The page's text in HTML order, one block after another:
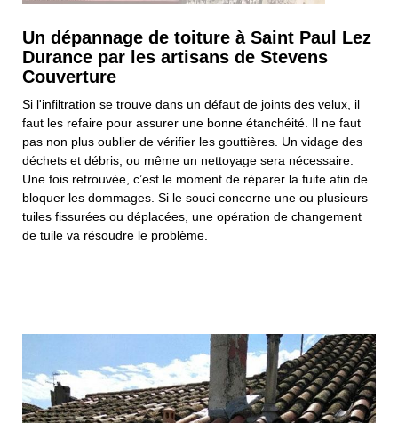
Un dépannage de toiture à Saint Paul Lez
Durance par les artisans de Stevens
Couverture
Si l'infiltration se trouve dans un défaut de joints des velux, il
faut les refaire pour assurer une bonne étanchéité. Il ne faut
pas non plus oublier de vérifier les gouttières. Un vidage des
déchets et débris, ou même un nettoyage sera nécessaire.
Une fois retrouvée, c’est le moment de réparer la fuite afin de
bloquer les dommages. Si le souci concerne une ou plusieurs
tuiles fissurées ou déplacées, une opération de changement
de tuile va résoudre le problème.